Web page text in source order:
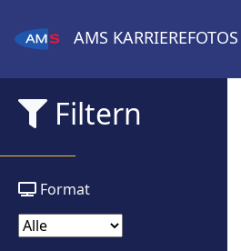
AMS KARRIEREFOTOS
Filtern
Format